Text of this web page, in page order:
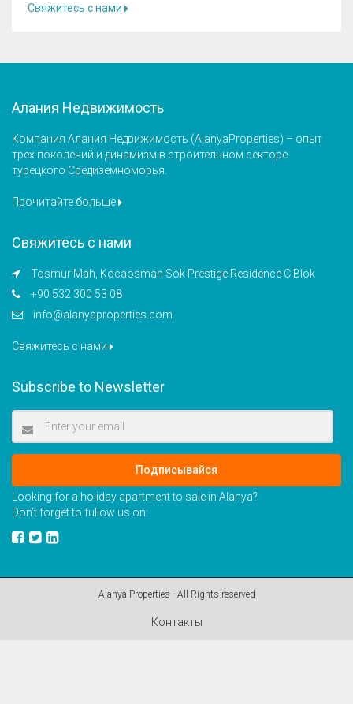
Свяжитесь с нами
Алания Недвижимость
Компания Алания Недвижимость (AlanyaProperties) – опыт
трех поколений и динамизм в строительном секторе
турецкого Средиземноморья.
Прочитайте больше
Свяжитесь с нами
Tosmur Mah, Kocaosman Sok Prestige Residence C Blok
+90 532 300 53 08
info@alanyaproperties.com
Свяжитесь с нами
Subscribe to Newsletter
Подписывайся
Looking for a holiday apartment to sale in Alanya?
Don’t forget to fullow us on:
Alanya Properties - All Rights reserved
Контакты